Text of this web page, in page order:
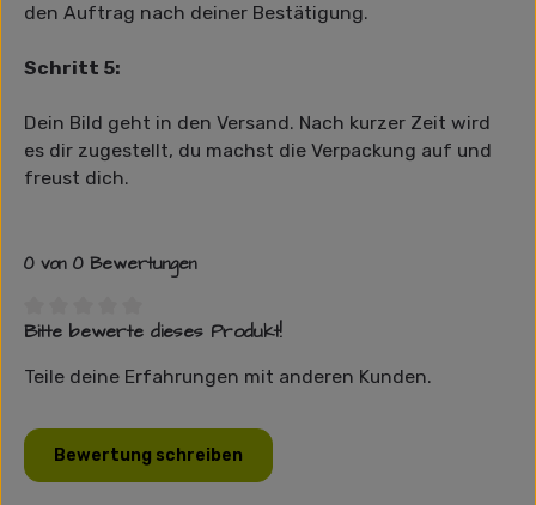
den Auftrag nach deiner Bestätigung.
Schritt 5:
Dein Bild geht in den Versand. Nach kurzer Zeit wird
es dir zugestellt, du machst die Verpackung auf und
freust dich.
0 von 0 Bewertungen
Durchschnittliche Bewertung von 0 von 5 Sternen
Bitte bewerte dieses Produkt!
Teile deine Erfahrungen mit anderen Kunden.
Bewertung schreiben